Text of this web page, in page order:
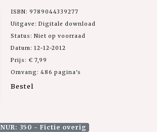
ISBN: 9789044339277
Uitgave: Digitale download
Status: Niet op voorraad
Datum: 12-12-2012
Prijs: € 7,99
Omvang: 486 pagina's
Bestel
NUR: 350 - Fictie overig